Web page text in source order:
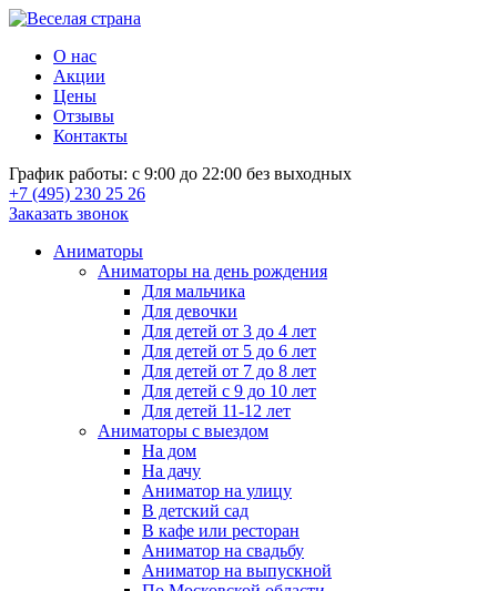
О нас
Акции
Цены
Отзывы
Контакты
График работы: с 9:00 до 22:00 без выходных
+7 (495) 230 25 26
Заказать звонок
Аниматоры
Аниматоры на день рождения
Для мальчика
Для девочки
Для детей от 3 до 4 лет
Для детей от 5 до 6 лет
Для детей от 7 до 8 лет
Для детей с 9 до 10 лет
Для детей 11-12 лет
Аниматоры с выездом
На дом
На дачу
Аниматор на улицу
В детский сад
В кафе или ресторан
Аниматор на свадьбу
Аниматор на выпускной